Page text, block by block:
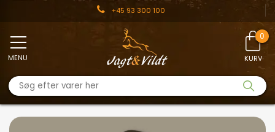
+45 93 300 100
KURV
MENU